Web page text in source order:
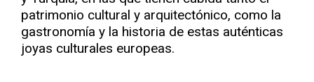
patrimonio cultural y arquitectónico, como la
gastronomía y la historia de estas auténticas
joyas culturales europeas.